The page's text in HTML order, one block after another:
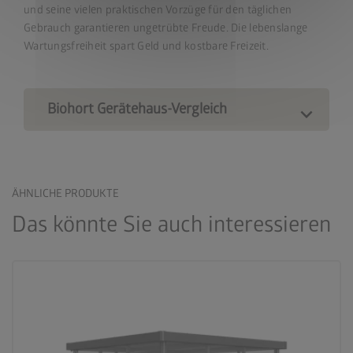
und seine vielen praktischen Vorzüge für den täglichen
Gebrauch garantieren ungetrübte Freude. Die lebenslange
Wartungsfreiheit spart Geld und kostbare Freizeit.
Biohort Gerätehaus-Vergleich
ÄHNLICHE PRODUKTE
Das könnte Sie auch interessieren